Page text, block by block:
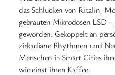
das Schlucken von Ritalin,
gebrauten Mikrodosen LSD
geworden: Gekoppelt an
zirkadiane Rhythmen und
Menschen in Smart Cities
wie einst ihren Kaffee.